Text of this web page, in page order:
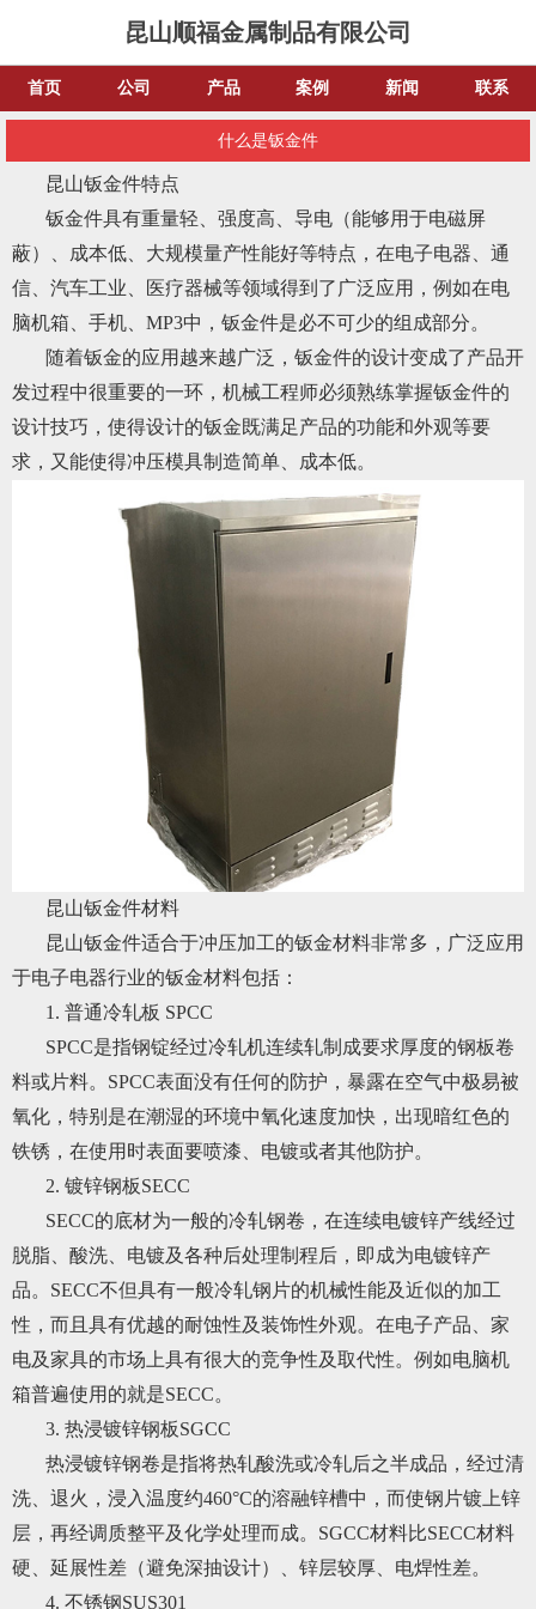
昆山顺福金属制品有限公司
首页 公司 产品 案例 新闻 联系
什么是钣金件
昆山钣金件特点
钣金件具有重量轻、强度高、导电（能够用于电磁屏
蔽）、成本低、大规模量产性能好等特点，在电子电器、通
信、汽车工业、医疗器械等领域得到了广泛应用，例如在电
脑机箱、手机、MP3中，钣金件是必不可少的组成部分。
随着钣金的应用越来越广泛，钣金件的设计变成了产品开
发过程中很重要的一环，机械工程师必须熟练掌握钣金件的
设计技巧，使得设计的钣金既满足产品的功能和外观等要
求，又能使得冲压模具制造简单、成本低。
昆山钣金件材料
昆山钣金件适合于冲压加工的钣金材料非常多，广泛应用
于电子电器行业的钣金材料包括：
1. 普通冷轧板 SPCC
SPCC是指钢锭经过冷轧机连续轧制成要求厚度的钢板卷
料或片料。SPCC表面没有任何的防护，暴露在空气中极易被
氧化，特别是在潮湿的环境中氧化速度加快，出现暗红色的
铁锈，在使用时表面要喷漆、电镀或者其他防护。
2. 镀锌钢板SECC
SECC的底材为一般的冷轧钢卷，在连续电镀锌产线经过
脱脂、酸洗、电镀及各种后处理制程后，即成为电镀锌产
品。SECC不但具有一般冷轧钢片的机械性能及近似的加工
性，而且具有优越的耐蚀性及装饰性外观。在电子产品、家
电及家具的市场上具有很大的竞争性及取代性。例如电脑机
箱普遍使用的就是SECC。
3. 热浸镀锌钢板SGCC
热浸镀锌钢卷是指将热轧酸洗或冷轧后之半成品，经过清
洗、退火，浸入温度约460°C的溶融锌槽中，而使钢片镀上锌
层，再经调质整平及化学处理而成。SGCC材料比SECC材料
硬、延展性差（避免深抽设计）、锌层较厚、电焊性差。
4. 不锈钢SUS301